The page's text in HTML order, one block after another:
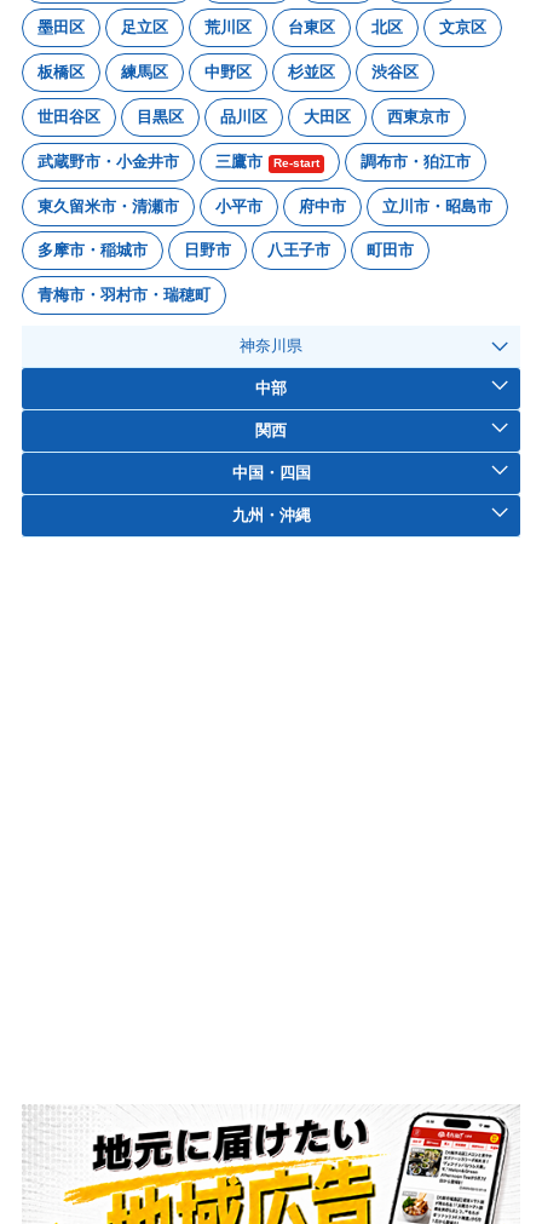
墨田区 足立区 荒川区 台東区 北区 文京区
板橋区 練馬区 中野区 杉並区 渋谷区
世田谷区 目黒区 品川区 大田区 西東京市
武蔵野市・小金井市 三鷹市 Re-start 調布市・狛江市
東久留米市・清瀬市 小平市 府中市 立川市・昭島市
多摩市・稲城市 日野市 八王子市 町田市
青梅市・羽村市・瑞穂町
神奈川県
中部
関西
中国・四国
九州・沖縄